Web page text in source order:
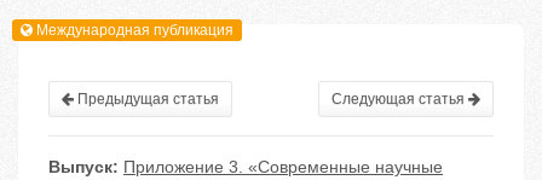
Международная публикация
Предыдущая статья Следующая статья
Выпуск: Приложение 3. «Современные научные